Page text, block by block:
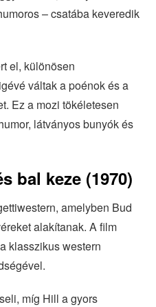
– csatába keveredik
el, különösen
váltak a poénok és a
Ez a mozi tökéletesen
látványos bunyók és
bal keze (1970)
amelyben Bud
alakítanak. A film
klasszikus western
míg Hill a gyors